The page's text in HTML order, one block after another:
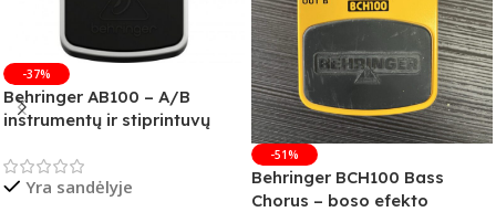
-37%
Behringer AB100 – A/B
instrumentų ir stiprintuvų
Yra sandėlyje
-51%
Behringer BCH100 Bass
Chorus – boso efekto